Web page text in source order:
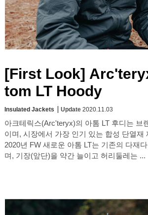
[First Look]
tom LT Hoody
Insulated Jackets Update 2020.11.03
아크테릭스(Arc'teryx)의 아톰 LT 후디는 브
이며, 시장에서 가장 인기 있는 합성 단열재
2020년 FW 새로운 아톰 LT는 기존의 다재
며, 기장(앞단)을 약간 늘이고 허리둘레는 ...